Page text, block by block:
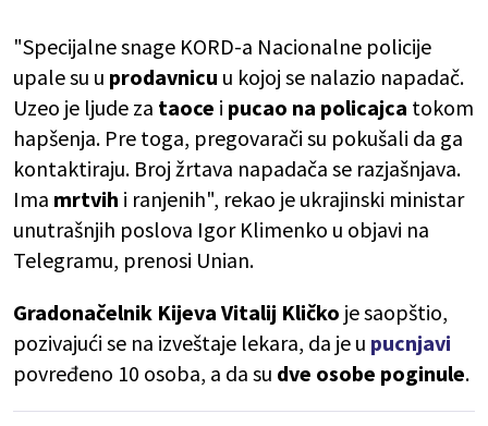
"Specijalne snage KORD-a Nacionalne policije
upale su u prodavnicu u kojoj se nalazio napadač.
Uzeo je ljude za taoce i pucao na policajca tokom
hapšenja. Pre toga, pregovarači su pokušali da ga
kontaktiraju. Broj žrtava napadača se razjašnjava.
Ima mrtvih i ranjenih", rekao je ukrajinski ministar
unutrašnjih poslova Igor Klimenko u objavi na
Telegramu, prenosi Unian.
Gradonačelnik Kijeva Vitalij Kličko je saopštio,
pozivajući se na izveštaje lekara, da je u pucnjavi
povređeno 10 osoba, a da su dve osobe poginule.